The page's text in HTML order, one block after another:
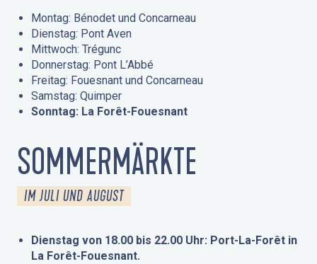
Montag: Bénodet und Concarneau
Dienstag: Pont Aven
Mittwoch: Trégunc
Donnerstag: Pont L’Abbé
Freitag: Fouesnant und Concarneau
Samstag: Quimper
Sonntag: La Forêt-Fouesnant
SOMMERMÄRKTE
IM JULI UND AUGUST
Dienstag von 18.00 bis 22.00 Uhr: Port-La-Forêt in
La Forêt-Fouesnant.